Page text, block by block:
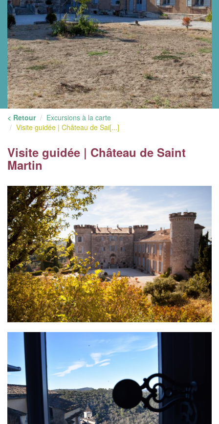
< Retour
Excursions à la carte
Visite guidée | Château de Sai[...]
Visite guidée | Château de Saint
Martin